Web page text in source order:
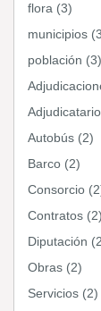
flora (3)
municipios
población (3)
Autobús (2)
Barco (2)
Consorcio
Contratos (2)
Diputación
Obras (2)
Servicios (2)